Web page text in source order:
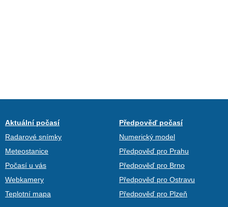
Aktuální počasí
Radarové snímky
Meteostanice
Počasí u vás
Webkamery
Teplotní mapa
Předpověď počasí
Numerický model
Předpověď pro Prahu
Předpověď pro Brno
Předpověď pro Ostravu
Předpověď pro Plzeň